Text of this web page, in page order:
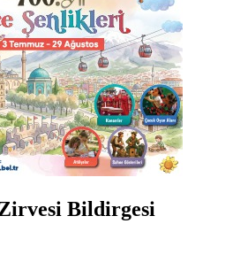
Bildirgesi